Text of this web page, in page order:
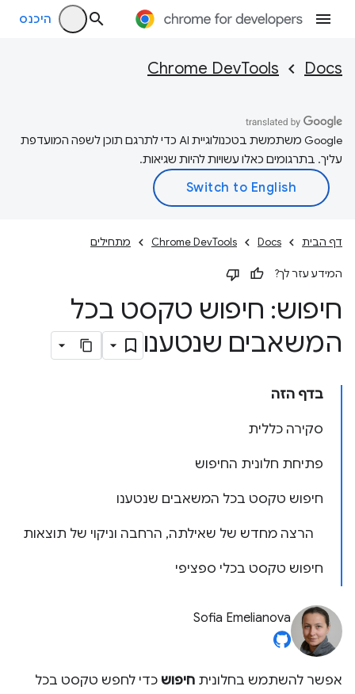
היכנס
Docs
Chrome DevTools
‫Google משתמשת בטכנולוגיית AI כדי לתרגם תוכן לשפה המועדפת
עליך. בתרגומים כאלו עשויות להיות שגיאות.
דף הבית Docs
Chrome DevTools מתחילים
המידע עזר לך?
חיפוש: חיפוש טקסט בכל
המשאבים שנטענו
בדף הזה
סקירה כללית
פתיחת חלונית החיפוש
חיפוש טקסט בכל המשאבים שנטענו
הרצה מחדש של שאילתה, הרחבה וניקוי של תוצאות
חיפוש טקסט בכלי ספציפי
Sofia Emelianova
אפשר להשתמש בחלונית חיפוש כדי לחפש טקסט בכל